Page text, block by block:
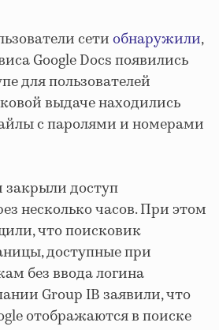
сетиобнаружили,
Google Docs появились
для пользователей
выдаче находились
с паролями и номерами
закрыли доступ
несколько часов. При этом
что поисковик
доступные при
без ввода логина
Group IB заявили, что
отображаются в поиске